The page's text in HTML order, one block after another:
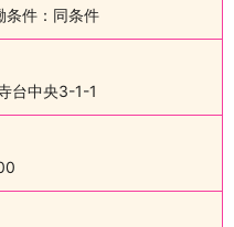
条件：同条件
台中央3-1-1